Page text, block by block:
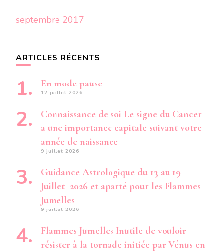
septembre 2017
ARTICLES RÉCENTS
En mode pause
12 juillet 2026
Connaissance de soi Le signe du Cancer
a une importance capitale suivant votre
année de naissance
9 juillet 2026
Guidance Astrologique du 13 au 19
Juillet 2026 et aparté pour les Flammes
Jumelles
9 juillet 2026
Flammes Jumelles Inutile de vouloir
résister à la tornade initiée par Vénus en